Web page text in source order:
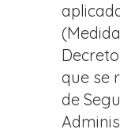
que se
de